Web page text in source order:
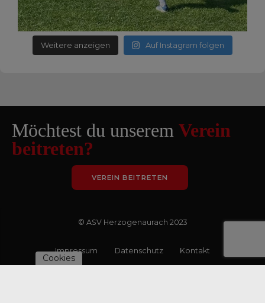
Weitere anzeigen Auf Instagram folgen
Möchtest du unserem Verein
beitreten?
VEREIN BEITRETEN
© ASV Herzogenaurach 2023
Impressum Datenschutz Kontakt
Cookies